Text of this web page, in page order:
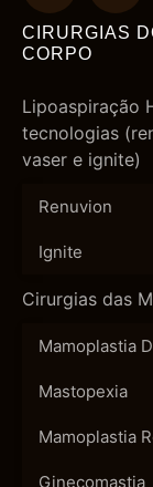
CIRURGIAS
CORPO
Lipoaspiração
tecnologias
vaser e ignite)
Renuvion
Ignite
Cirurgias das
Mamoplastia
Mastopexia
Mamoplastia
Ginecomastia